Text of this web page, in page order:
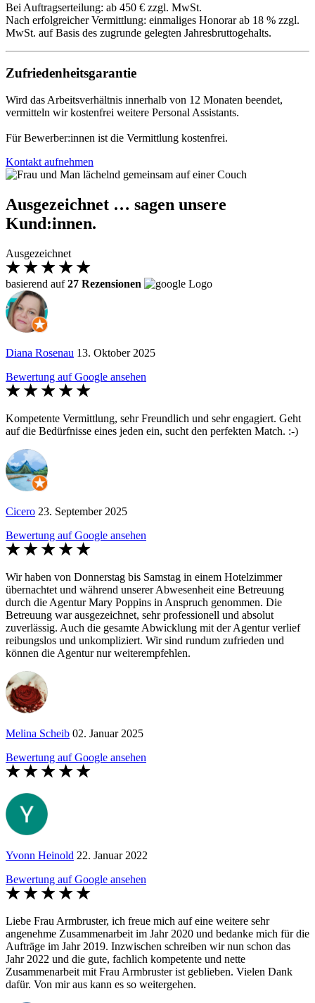
Bei Auftragserteilung: ab 450 € zzgl. MwSt.
Nach erfolgreicher Vermittlung: einmaliges Honorar ab 18 % zzgl.
MwSt. auf Basis des zugrunde gelegten Jahresbruttogehalts.
Zufriedenheitsgarantie
Wird das Arbeitsverhältnis innerhalb von 12 Monaten beendet,
vermitteln wir kostenfrei weitere Personal Assistants.
Für Bewerber:innen ist die Vermittlung kostenfrei.
Kontakt aufnehmen
Ausgezeichnet … sagen unsere
Kund:innen.
Ausgezeichnet
basierend auf27 Rezensionen
Diana Rosenau 13. Oktober 2025
Bewertung auf Google ansehen
Kompetente Vermittlung, sehr Freundlich und sehr engagiert. Geht
auf die Bedürfnisse eines jeden ein, sucht den perfekten Match. :-)
Cicero 23. September 2025
Bewertung auf Google ansehen
Wir haben von Donnerstag bis Samstag in einem Hotelzimmer
übernachtet und während unserer Abwesenheit eine Betreuung
durch die Agentur Mary Poppins in Anspruch genommen. Die
Betreuung war ausgezeichnet, sehr professionell und absolut
zuverlässig. Auch die gesamte Abwicklung mit der Agentur verlief
reibungslos und unkompliziert. Wir sind rundum zufrieden und
können die Agentur nur weiterempfehlen.
Melina Scheib 02. Januar 2025
Bewertung auf Google ansehen
Yvonn Heinold 22. Januar 2022
Bewertung auf Google ansehen
Liebe Frau Armbruster, ich freue mich auf eine weitere sehr
angenehme Zusammenarbeit im Jahr 2020 und bedanke mich für die
Aufträge im Jahr 2019. Inzwischen schreiben wir nun schon das
Jahr 2022 und die gute, fachlich kompetente und nette
Zusammenarbeit mit Frau Armbruster ist geblieben. Vielen Dank
dafür. Von mir aus kann es so weitergehen.